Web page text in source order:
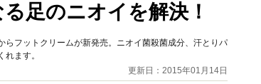
足のニオイを解決！
フットクリームが新発売。ニオイ菌殺菌成分、汗とりパ
ます。
更新日：2015年01月14日